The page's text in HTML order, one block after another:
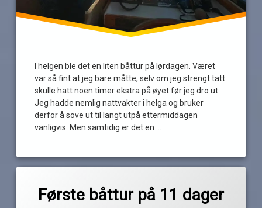
I helgen ble det en liten båttur på lørdagen. Været
var så fint at jeg bare måtte, selv om jeg strengt tatt
skulle hatt noen timer ekstra på øyet før jeg dro ut.
Jeg hadde nemlig nattvakter i helga og bruker
derfor å sove ut til langt utpå ettermiddagen
vanligvis. Men samtidig er det en …
Første båttur på 11 dager
båttur